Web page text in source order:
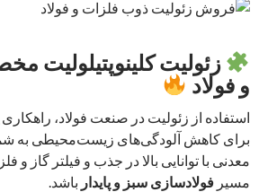
زئولیت کلینوپتیلولیت
و فولاد
استفاده از زئولیت در صنعت فولاد، راهکاری
برای کاهش آلودگی‌های زیست‌محیطی به
معدنی با توانایی بالا در جذب و فیلتر گاز و
مسیر فولادسازی سبز و پایدار باشد.